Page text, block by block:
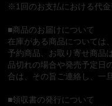
※1回のお支払における代金
■商品のお届けについて
在庫がある商品については
予約商品、お取り寄せ商品
品切れの場合や発売予定日
合は、その旨ご連絡し、一
■領収書の発行について